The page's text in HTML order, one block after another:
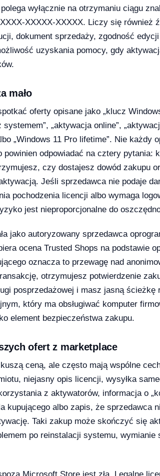
księgowość
dla Twojej firmy?
i użytkownicy na lodzie
że to ich nie dotyczy
wyłącznie na otrzymaniu ciągu
XXXXX-XXXXX. Liczy się również
dokument sprzedaży, zgodność
uzyskania pomocy, gdy
mało
oferty opisane jako „klucz
systemem”, „aktywacja online”,
„Windows 11 Pro lifetime”. Nie każdy
powinien odpowiadać na cztery pytania:
czy dostajesz dowód zakupu
Jeśli sprzedawca nie podaje
pochodzenia licencji albo wymaga
jest nieproporcjonalne do
jako autoryzowany sprzedawca
ocena Trusted Shops na podstawie
oznacza to przewagę nad
otrzymujesz potwierdzenie
posprzedażowej i masz jasną ścieżkę
który ma obsługiwać komputer
element bezpieczeństwa zakupu.
ofert z marketplace
ceną, ale często mają wspólne
niejasny opis licencji, wysyłka
z aktywatorów, informacja o
kupującego albo zapis, że sprzedawca
Taki zakup może skończyć się
po reinstalacji systemu, wymianie
Microsoft Store jest zła. Legalne